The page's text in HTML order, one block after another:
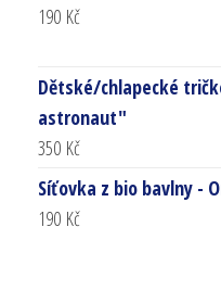
190 Kč
Dětské/chlapecké
astronaut"
350 Kč
Síťovka z bio bavlny -
190 Kč